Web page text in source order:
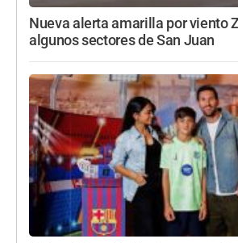
Nueva alerta amarilla por viento
algunos sectores de San Juan